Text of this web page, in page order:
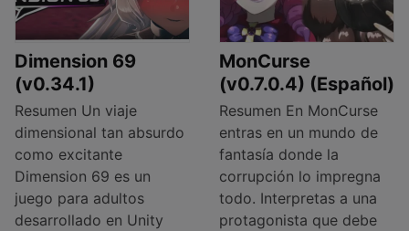
Dimension 69
(v0.34.1)
Resumen Un viaje
dimensional tan absurdo
como excitante
Dimension 69 es un
juego para adultos
desarrollado en Unity
MonCurse
(v0.7.0.4) (Español)
Resumen En MonCurse
entras en un mundo de
fantasía donde la
corrupción lo impregna
todo. Interpretas a una
protagonista que debe